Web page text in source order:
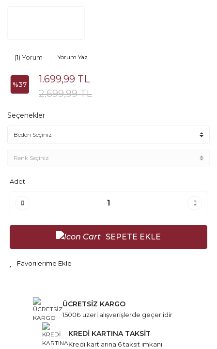
(1) Yorum Yorum Yaz
%37
1.699,99 TL
2.699,99 TL
Seçenekler
Adet
SEPETE EKLE
ÜCRETSİZ KARGO
1500₺ üzeri alışverişlerde geçerlidir
KREDİ KARTINA TAKSİT
Kredi kartlarına 6 taksit imkanı